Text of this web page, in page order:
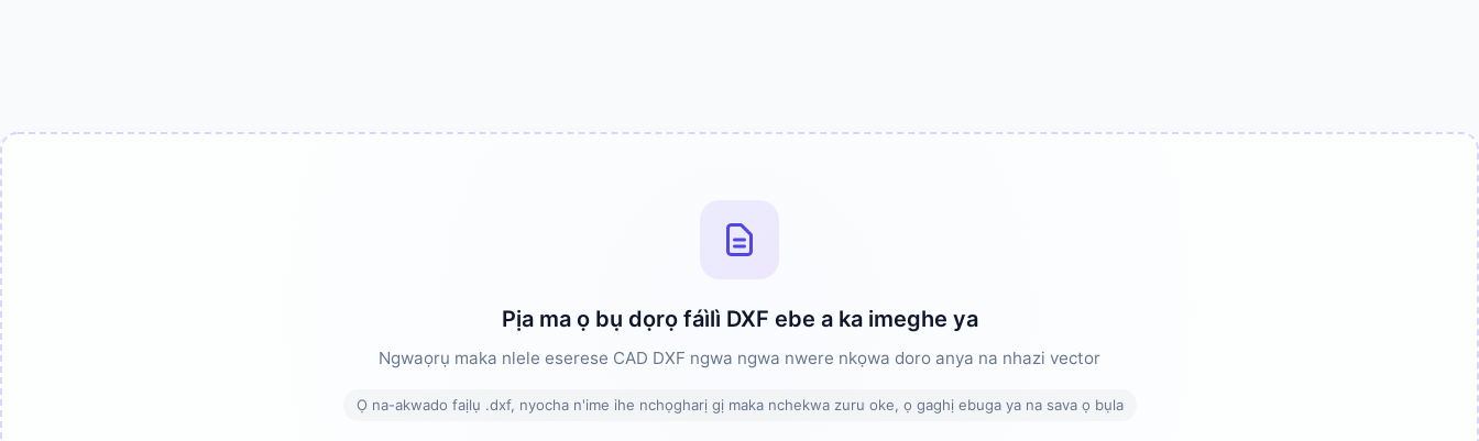
Pịa ma ọ bụ dọrọ fáìlì DXF ebe a ka imeghe ya
Ngwaọrụ maka nlele eserese CAD DXF ngwa ngwa nwere nkọwa doro anya na nhazi vector
Ọ na-akwado faịlụ .dxf, nyocha n'ime ihe nchọgharị gị maka nchekwa zuru oke, ọ gaghị ebuga ya na sava ọ bụla